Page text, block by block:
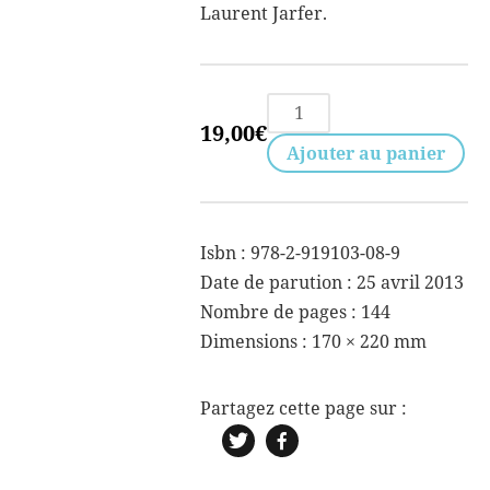
Laurent Jarfer.
19,00€
quantité
de
InAjouter au panier
Isbn : 978-2-919103-08-9
Date de parution : 25 avril 2013
Nombre de pages : 144
Dimensions : 170 × 220 mm